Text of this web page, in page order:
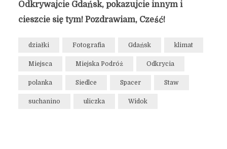
Odkrywajcie Gdańsk, pokazujcie innym i
cieszcie się tym! Pozdrawiam, Cześć!
działki Fotografia Gdańsk klimat
Miejsca Miejska Podróż Odkrycia
polanka Siedlce Spacer Staw
suchanino uliczka Widok